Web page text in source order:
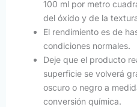
100 ml por metro
del óxido y de la
El rendimiento es de
condiciones normales.
Deje que el producto
superficie se volverá
oscuro o negro a
conversión química.